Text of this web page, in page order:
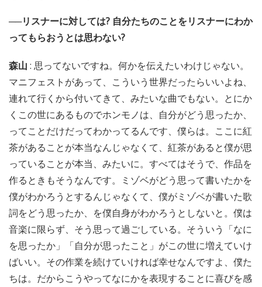
──リスナーに対しては? 自分たちのことをリスナーにわか
ってもらおうとは思わない?
森山 : 思ってないですね。何かを伝えたいわけじゃない。
マニフェストがあって、こういう世界だったらいいよね、
連れて行くから付いてきて、みたいな曲でもない。とにか
くこの世にあるものでホンモノは、自分がどう思ったか、
ってことだけだってわかってるんです、僕らは。ここに紅
茶があることが本当なんじゃなくて、紅茶があると僕が思
っていることが本当、みたいに。すべてはそうで、作品を
作るときもそうなんです。ミゾベがどう思って書いたかを
僕がわかろうとするんじゃなくて、僕がミゾベが書いた歌
詞をどう思ったか、を僕自身がわかろうとしないと。僕は
音楽に限らず、そう思って過ごしている。そういう「なに
を思ったか」「自分が思ったこと」がこの世に増えていけ
ばいい。その作業を続けていければ幸せなんですよ、僕た
ちは。だからこうやってなにかを表現することに喜びを感